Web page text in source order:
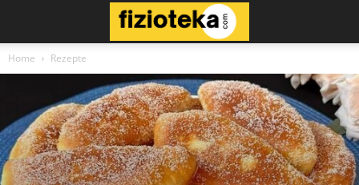
Home Rezepte